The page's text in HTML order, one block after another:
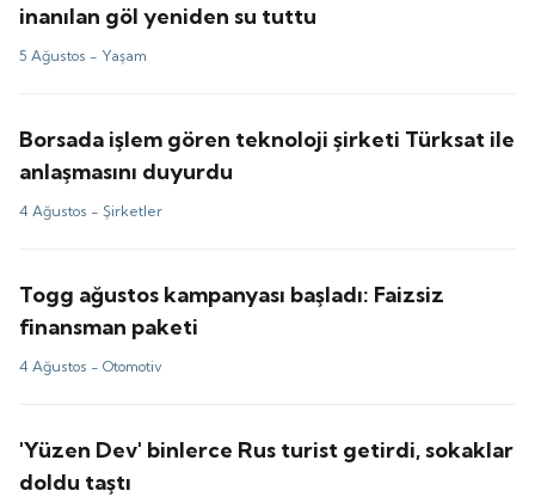
inanılan göl yeniden su tuttu
5 Ağustos - Yaşam
Borsada işlem gören teknoloji şirketi Türksat ile
anlaşmasını duyurdu
4 Ağustos - Şirketler
Togg ağustos kampanyası başladı: Faizsiz
finansman paketi
4 Ağustos -Otomotiv
'Yüzen Dev' binlerce Rus turist getirdi, sokaklar
doldu taştı